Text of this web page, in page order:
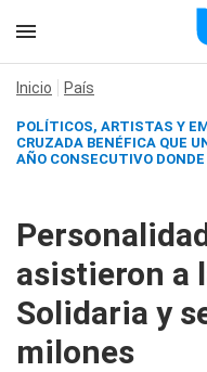
Inicio País
POLÍTICOS, ARTISTAS Y
CRUZADA BENÉFICA QUE
AÑO CONSECUTIVO
asistieron a
Solidaria y
milones